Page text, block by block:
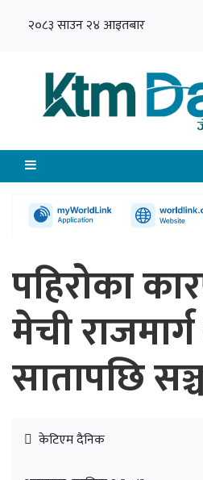
२०८३ साउन २४ आइतबार
पहिरोका
मेची
सातापछि
केटिएम दैनिक